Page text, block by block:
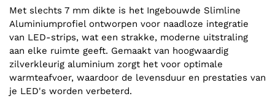
Met slechts 7 mm dikte is het Ingebouwde Slimline
Aluminiumprofiel ontworpen voor naadloze integratie
van LED-strips, wat een strakke, moderne uitstraling
aan elke ruimte geeft. Gemaakt van hoogwaardig
zilverkleurig aluminium zorgt het voor optimale
warmteafvoer, waardoor de levensduur en prestaties van
je LED's worden verbeterd.